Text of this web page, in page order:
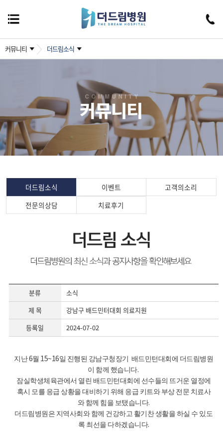
커뮤니티 더드림소식
더드림소식 이벤트
고객의소리
전문의상담
치료후기
분류
소식
제 목
강남구 배드민터대회 의료지원
등록일
2024-07-02
지난 6월 15~16일 진행된 강남구청장기 배드민턴대회에 더드림병원
이 함께 했습니다.
잠실학생체육관에서 열린 배드민턴대회에 선수들의 뜨거운 열정에
혹시 모를 응급 상황을 대비하기 위해 응급 키트와 부상 전문 치료사
와 함께 힘을 보탰습니다.
더드림병원은 지역사회와 함께 건강하고 활기찬 생활을 하실 수 있도
록 최선을 다하겠습니다.